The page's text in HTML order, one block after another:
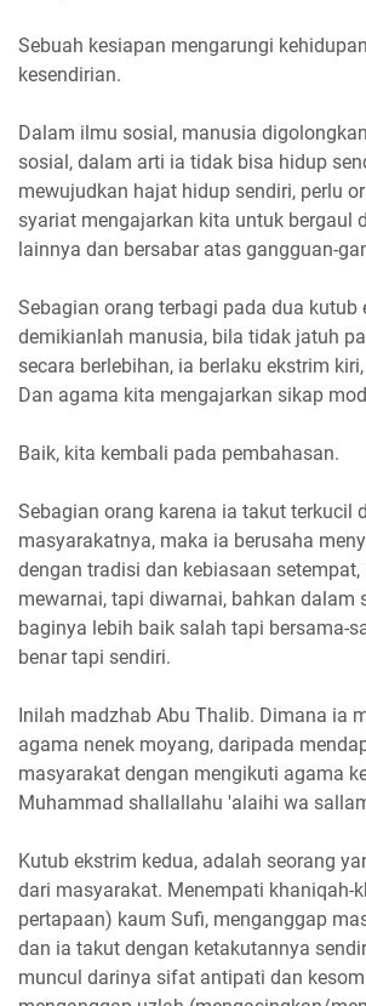
Sebuah kesiapan mengarungi
kesendirian.
Dalam ilmu sosial, manusia
sosial, dalam arti ia tidak bisa hidup
mewujudkan hajat hidup sendiri, perlu
syariat mengajarkan kita untuk bergaul
lainnya dan bersabar atas gangguan-
Sebagian orang terbagi pada dua kutub
demikianlah manusia, bila tidak jatuh
secara berlebihan, ia berlaku ekstrim
Dan agama kita mengajarkan sikap
Baik, kita kembali pada pembahasan.
Sebagian orang karena ia takut terkucil
masyarakatnya, maka ia berusaha
dengan tradisi dan kebiasaan setempat,
mewarnai, tapi diwarnai, bahkan dalam
baginya lebih baik salah tapi bersama-
benar tapi sendiri.
Inilah madzhab Abu Thalib. Dimana ia
agama nenek moyang, daripada
masyarakat dengan mengikuti agama
Muhammad shallallahu 'alaihi wa
Kutub ekstrim kedua, adalah seorang
dari masyarakat. Menempati khaniqah-
pertapaan) kaum Sufi, menganggap
dan ia takut dengan ketakutannya
muncul darinya sifat antipati dan